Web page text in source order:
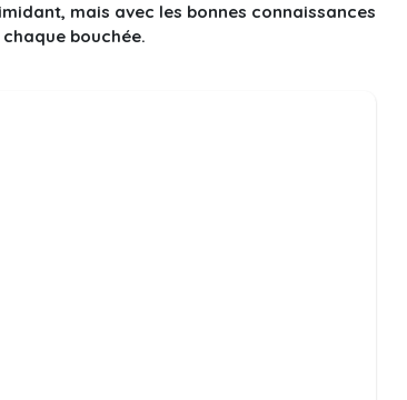
mais avec les bonnes connaissances
bouchée.